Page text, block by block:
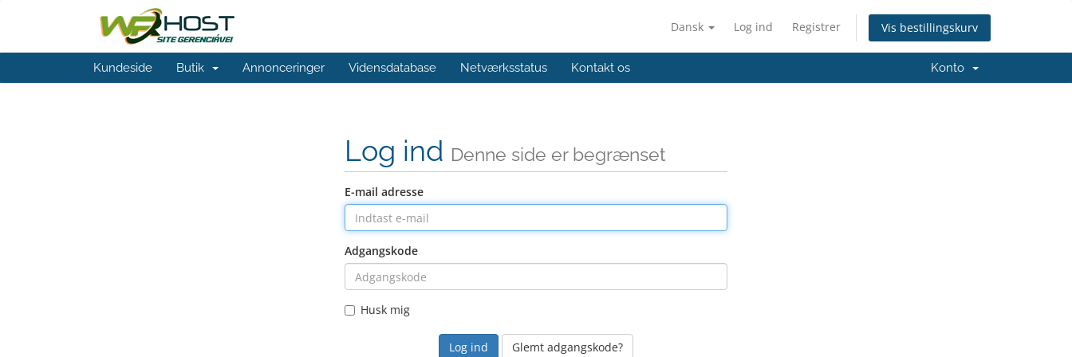
Dansk Log ind Registrer Vis bestillingskurv
Kundeside Butik Annonceringer Vidensdatabase Netværksstatus Kontakt os Konto
Log ind Denne side er begrænset
E-mail adresse
Adgangskode
Husk mig
Glemt adgangskode?